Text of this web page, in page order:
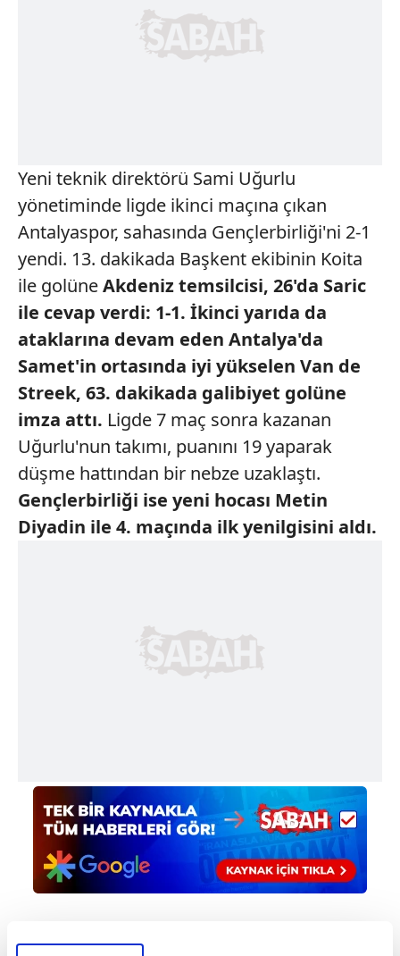
Yeni teknik direktörü Sami Uğurlu
yönetiminde ligde ikinci maçına çıkan
Antalyaspor, sahasında Gençlerbirliği'ni 2-1
yendi. 13. dakikada Başkent ekibinin Koita
ile golüneAkdeniz temsilcisi, 26'da Saric
ile cevap verdi: 1-1. İkinci yarıda da
ataklarına devam eden Antalya'da
Samet'in ortasında iyi yükselen Van de
Streek, 63. dakikada galibiyet golüne
imza attı. Ligde 7 maç sonra kazanan
Uğurlu'nun takımı, puanını 19 yaparak
düşme hattından bir nebze uzaklaştı.
Gençlerbirliği ise yeni hocası Metin
Diyadin ile 4. maçında ilk yenilgisini aldı.